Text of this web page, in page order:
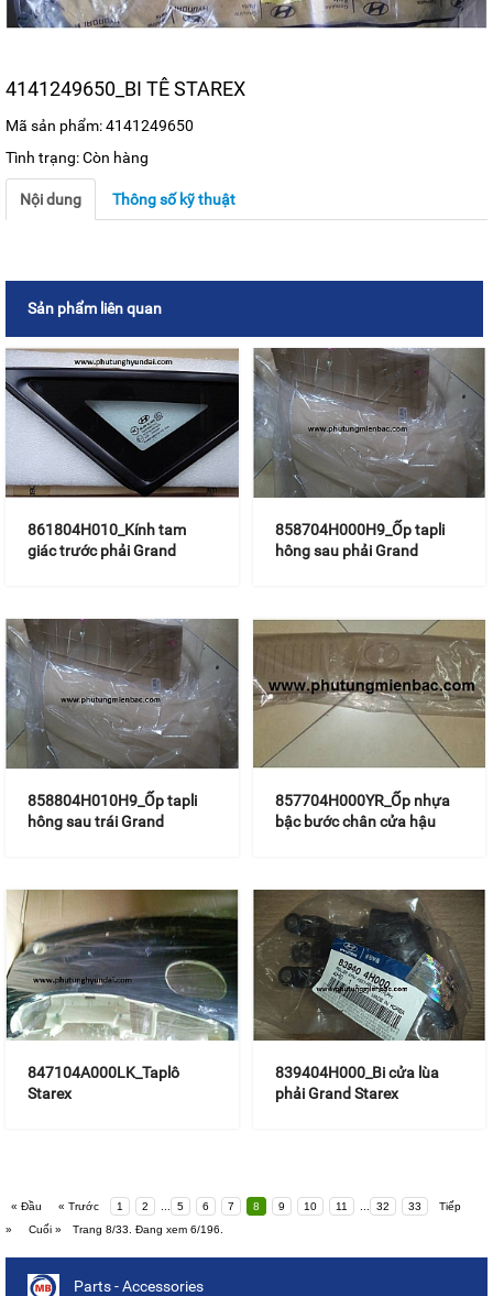
4141249650_BI TÊ STAREX
Mã sản phẩm: 4141249650
Tình trạng: Còn hàng
Nội dung Thông số kỹ thuật
Sản phẩm liên quan
861804H010_Kính tam
giác trước phải Grand
858704H000H9_Ốp tapli
hông sau phải Grand
858804H010H9_Ốp tapli
hông sau trái Grand
857704H000YR_Ốp nhựa
bậc bước chân cửa hậu
847104A000LK_Taplô
Starex
839404H000_Bi cửa lùa
phải Grand Starex
« Đầu « Trước 1 2 5 6 7 8 9 10 11 32 33
Tiếp
»
Cuối » Trang 8/33. Đang xem 6/196.
Parts - Accessories